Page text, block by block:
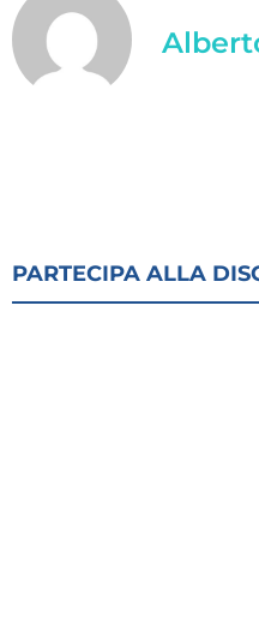
PARTECIPA ALLA